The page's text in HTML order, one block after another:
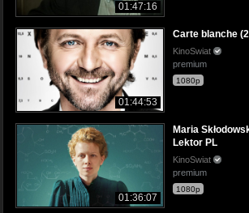
01:47:16
01:44:53
Carte blanche
KinoSwiat
premium
1080p
01:36:07
Maria
Lektor PL
KinoSwiat
premium
1080p